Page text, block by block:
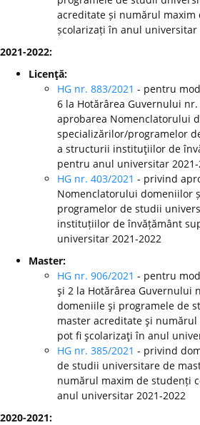
acreditate și numărul maxim
școlarizați în anul
2021-2022:
Licenţă:
HG nr. 883/2021 - pentru
6 la Hotărârea Guvernului
aprobarea Nomenclatorului
specializărilor/programelor
a structurii instituţiilor de
pentru anul universitar 2021-
HG nr. 403/2021 - privind
Nomenclatorului domeniilor
programelor de studii
instituțiilor de învățământ
universitar 2021-2022
Master:
HG nr. 906/2021 - pentru
şi 2 la Hotărârea Guvernului
domeniile şi programele de
master acreditate şi
pot fi şcolarizaţi în anul
HG nr. 385/2021 - privind
de studii universitare de
numărul maxim de studenți
anul universitar 2021-2022
2020-2021: